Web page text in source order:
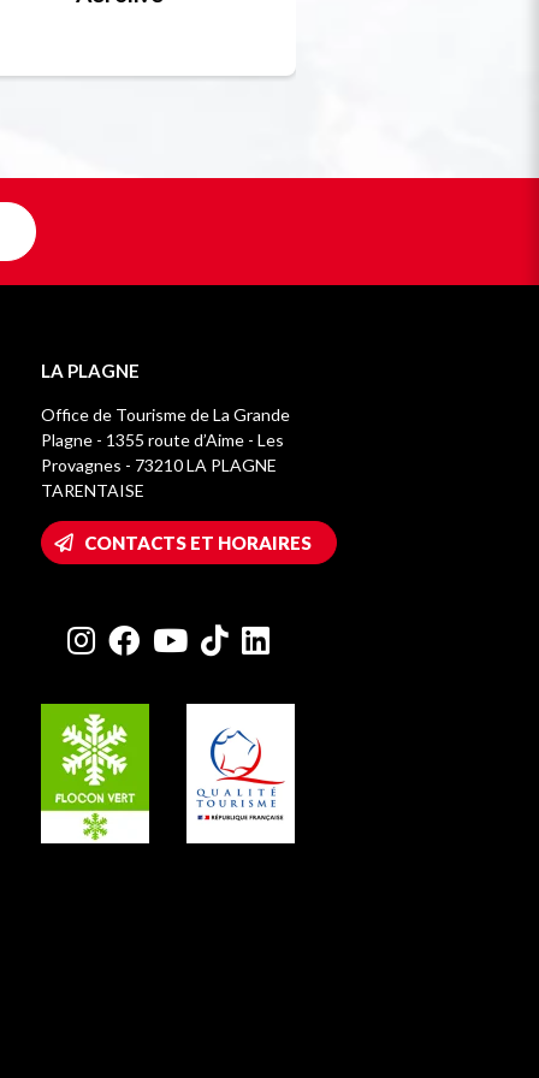
LA PLAGNE
Office de Tourisme de La Grande
Plagne - 1355 route d’Aime - Les
Provagnes - 73210 LA PLAGNE
TARENTAISE
CONTACTS ET HORAIRES